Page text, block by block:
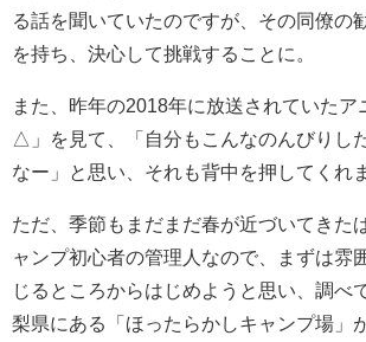
る話を聞いていたのですが、その同僚の
を持ち、決心して挑戦することに。
また、昨年の2018年に放送されていたア
△」を見て、「自分もこんなのんびりし
なー」と思い、それも背中を押してくれ
ただ、季節もまだまだ春が近づいてきた
ャンプ初心者の管理人なので、まずは雰
じるところからはじめようと思い、調べ
梨県にある「ほったらかしキャンプ場」